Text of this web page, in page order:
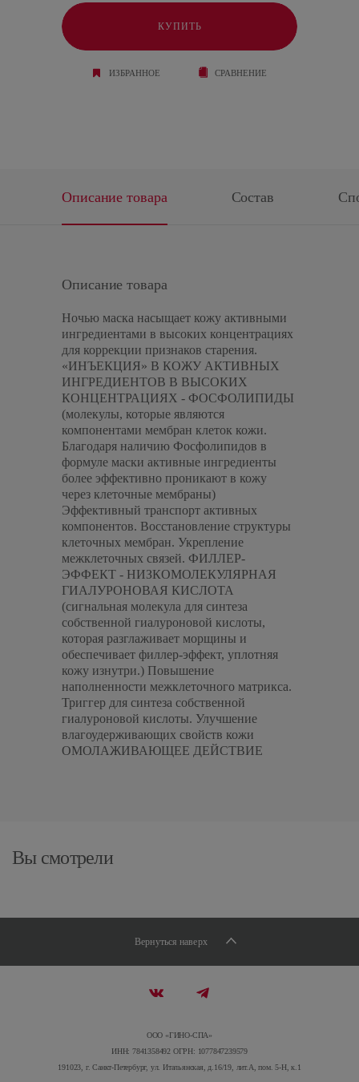
КУПИТЬ
ИЗБРАННОЕ СРАВНЕНИЕ
Описание товара Состав
Описание товара
Ночью маска насыщает кожу активными
ингредиентами в высоких концентрациях
для коррекции признаков старения.
«ИНЪЕКЦИЯ» В КОЖУ АКТИВНЫХ
ИНГРЕДИЕНТОВ В ВЫСОКИХ
КОНЦЕНТРАЦИЯХ - ФОСФОЛИПИДЫ
(молекулы, которые являются
компонентами мембран клеток кожи.
Благодаря наличию Фосфолипидов в
формуле маски активные ингредиенты
более эффективно проникают в кожу
через клеточные мембраны)
Эффективный транспорт активных
компонентов. Восстановление структуры
клеточных мембран. Укрепление
межклеточных связей. ФИЛЛЕР-
ЭФФЕКТ - НИЗКОМОЛЕКУЛЯРНАЯ
ГИАЛУРОНОВАЯ КИСЛОТА
(сигнальная молекула для синтеза
собственной гиалуроновой кислоты,
которая разглаживает морщины и
обеспечивает филлер-эффект, уплотняя
кожу изнутри.) Повышение
наполненности межклеточного матрикса.
Триггер для синтеза собственной
гиалуроновой кислоты. Улучшение
влагоудерживающих свойств кожи
ОМОЛАЖИВАЮЩЕЕ ДЕЙСТВИЕ
Вы смотрели
Вернуться наверх
ООО «ГИНО-СПА»
ИНН: 7841358492 ОГРН: 1077847239579
191023, г. Санкт-Петербург, ул. Итальянская, д.16/19, лит.А, пом. 5-Н, к.1